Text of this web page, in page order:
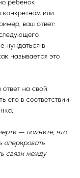
или
ваш ответ:
нуждаться в
называется это
на свой
его в соответствии
— помните, что
оперировать
связи между